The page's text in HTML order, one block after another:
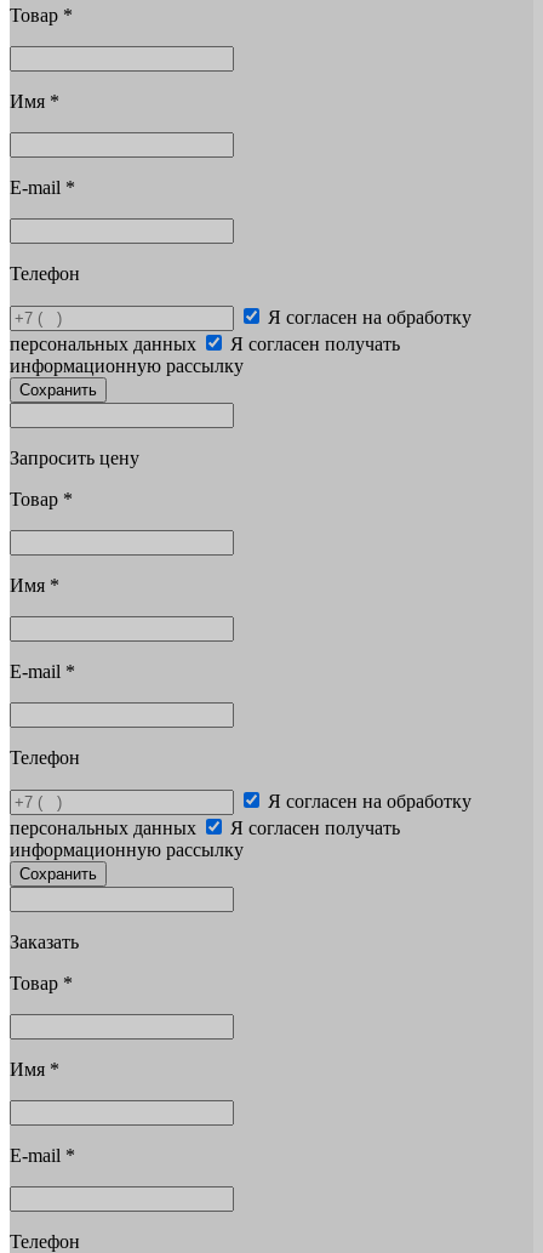
Товар *
Имя *
E-mail *
Телефон
Я согласен на обработку
персональных данных
Я согласен получать
информационную рассылку
Сохранить
Запросить цену
Товар *
Имя *
E-mail *
Телефон
Я согласен на обработку
персональных данных
Я согласен получать
информационную рассылку
Сохранить
Заказать
Товар *
Имя *
E-mail *
Телефон